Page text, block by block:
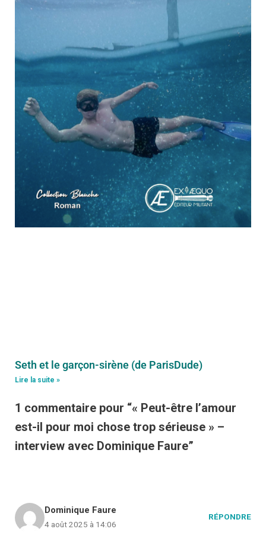
Seth et le garçon-sirène (de ParisDude)
Lire la suite »
1 commentaire pour “« Peut-être l’amour
est-il pour moi chose trop sérieuse » –
interview avec Dominique Faure”
Dominique Faure
4 août 2025 à 14:06
RÉPONDRE